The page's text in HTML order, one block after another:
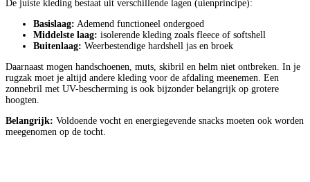
De juiste kleding bestaat uit verschillende lagen (uienprincipe):
Basislaag: Ademend functioneel ondergoed
Middelste laag: isolerende kleding zoals fleece of softshell
Buitenlaag: Weerbestendige hardshell jas en broek
Daarnaast mogen handschoenen, muts, skibril en helm niet ontbreken. In je
rugzak moet je altijd andere kleding voor de afdaling meenemen. Een
zonnebril met UV-bescherming is ook bijzonder belangrijk op grotere
hoogten.
Belangrijk: Voldoende vocht en energiegevende snacks moeten ook worden
meegenomen op de tocht.